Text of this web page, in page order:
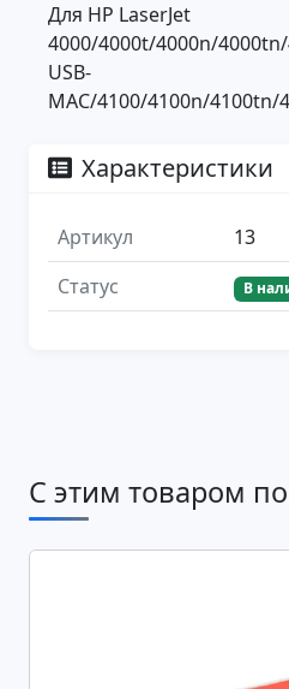
Для HP LaserJet
4000/4000t/4000n/
USB-
MAC/4100/4100n/
Характеристики
Артикул
13
Статус
В
С этим товаром